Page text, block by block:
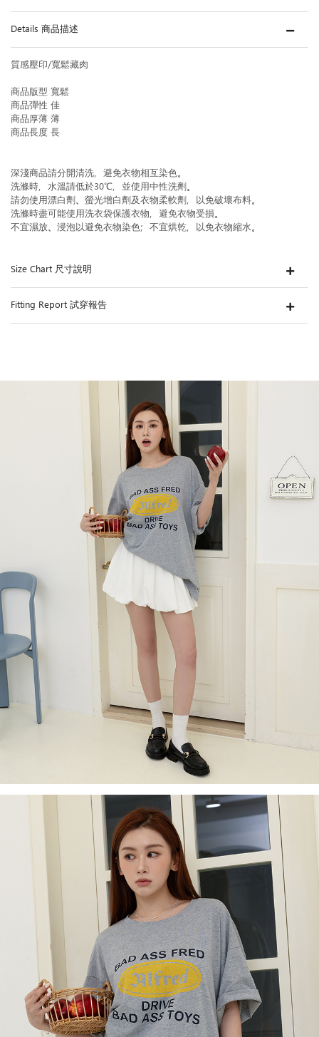
Details 商品描述
質感壓印/寬鬆藏肉
商品版型 寬鬆
商品彈性 佳
商品厚薄 薄
商品長度 長
深淺商品請分開清洗，避免衣物相互染色。
洗滌時，水溫請低於30℃，並使用中性洗劑。
請勿使用漂白劑、螢光增白劑及衣物柔軟劑，以免破壞布料。
洗滌時盡可能使用洗衣袋保護衣物，避免衣物受損。
不宜濕放、浸泡以避免衣物染色；不宜烘乾，以免衣物縮水。
Size Chart 尺寸說明
Fitting Report 試穿報告